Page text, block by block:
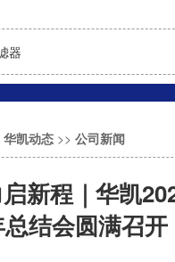
器
华凯动态>> 公司新闻
新程｜华凯
结会圆满召开